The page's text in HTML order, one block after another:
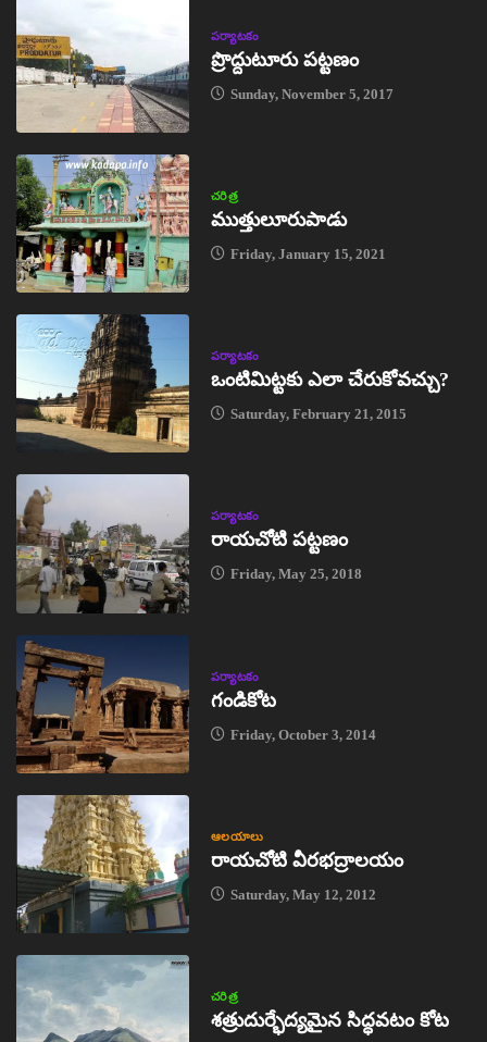
పర్యాటకం
ప్రొద్దుటూరు పట్టణం
Sunday, November 5, 2017
చరిత్ర
ముత్తులూరుపాడు
Friday, January 15, 2021
పర్యాటకం
ఒంటిమిట్టకు ఎలా చేరుకోవచ్చు?
Saturday, February 21, 2015
పర్యాటకం
రాయచోటి పట్టణం
Friday, May 25, 2018
పర్యాటకం
గండికోట
Friday, October 3, 2014
ఆలయాలు
రాయచోటి వీరభద్రాలయం
Saturday, May 12, 2012
చరిత్ర
శత్రుదుర్భేద్యమైన సిద్ధవటం కోట